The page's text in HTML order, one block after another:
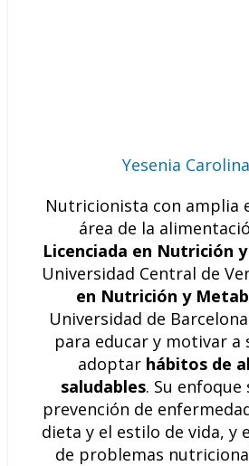
Yesenia
Nutricionista con amplia
área de la
Licenciada en Nutrición
Universidad Central de
en Nutrición y
Universidad de
para educar y motivar a
adoptar hábitos de
saludables. Su enfoque
prevención de
dieta y el estilo de vida, y
de problemas